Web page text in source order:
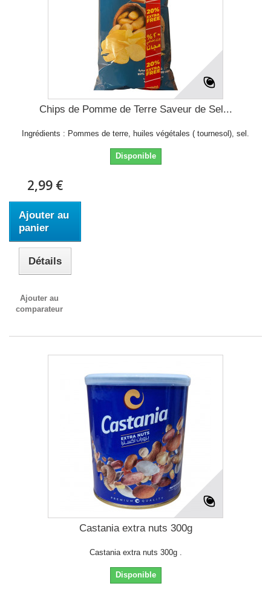
Chips de Pomme de Terre Saveur de Sel...
Ingrédients : Pommes de terre, huiles végétales ( tournesol), sel.
Disponible
2,99 €
Ajouter au
panier
Détails
Ajouter au
comparateur
Castania extra nuts 300g
Castania extra nuts 300g .
Disponible